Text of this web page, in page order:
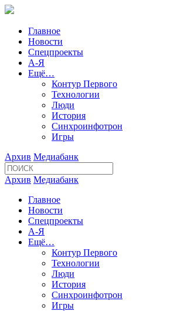
Главное
Новости
Спецпроекты
А-Я
Ещё…
Контур Первого
Технологии
Люди
История
Синхроинфотрон
Игры
Архив Медиабанк
Архив Медиабанк
Главное
Новости
Спецпроекты
А-Я
Ещё…
Контур Первого
Технологии
Люди
История
Синхроинфотрон
Игры